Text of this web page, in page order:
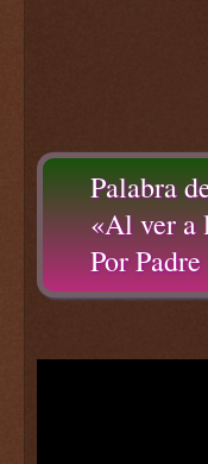
Palabra
«Al ver a
Por